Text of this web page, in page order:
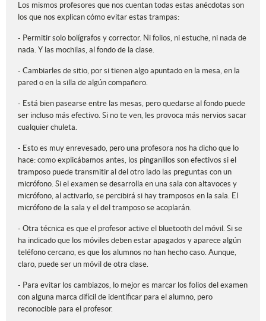
Los mismos profesores que nos cuentan todas estas anécdotas son
los que nos explican cómo evitar estas trampas:
- Permitir solo bolígrafos y corrector. Ni folios, ni estuche, ni nada de
nada. Y las mochilas, al fondo de la clase.
- Cambiarles de sitio, por si tienen algo apuntado en la mesa, en la
pared o en la silla de algún compañero.
- Está bien pasearse entre las mesas, pero quedarse al fondo puede
ser incluso más efectivo. Si no te ven, les provoca más nervios sacar
cualquier chuleta.
- Esto es muy enrevesado, pero una profesora nos ha dicho que lo
hace: como explicábamos antes, los pinganillos son efectivos si el
tramposo puede transmitir al del otro lado las preguntas con un
micrófono. Si el examen se desarrolla en una sala con altavoces y
micrófono, al activarlo, se percibirá si hay tramposos en la sala. El
micrófono de la sala y el del tramposo se acoplarán.
- Otra técnica es que el profesor active el bluetooth del móvil. Si se
ha indicado que los móviles deben estar apagados y aparece algún
teléfono cercano, es que los alumnos no han hecho caso. Aunque,
claro, puede ser un móvil de otra clase.
- Para evitar los cambiazos, lo mejor es marcar los folios del examen
con alguna marca difícil de identificar para el alumno, pero
reconocible para el profesor.